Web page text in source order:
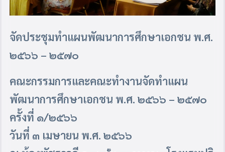
จัดประชุมทำแผนพัฒนาการศึกษาเอกชน พ.ศ.
๒๕๖๖ – ๒๕๗๐
คณะกรรมการและคณะทำงานจัดทำแผน
พัฒนาการศึกษาเอกชน พ.ศ. ๒๕๖๖ – ๒๕๗๐
ครั้งที่ ๑/๒๕๖๖
วันที่ ๓ เมษายน พ.ศ. ๒๕๖๖